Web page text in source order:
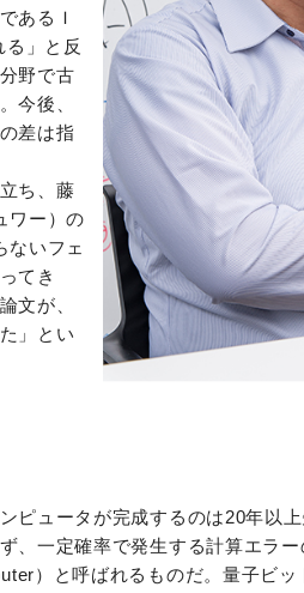
あるＩ
る」と反
野で古
今後、
差は指
ち、藤
ワー）の
ないフェ
てき
文が、
」とい
ピュータが完成するのは20年以
、一定確率で発生する計算エラ
）と呼ばれるものだ。量子ビ